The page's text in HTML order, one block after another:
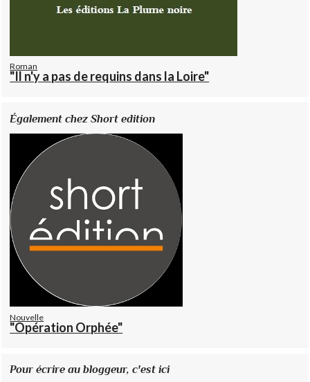
Roman
"Il n'y a pas de requins dans la Loire"
Également chez Short edition
Nouvelle
"Opération Orphée"
Pour écrire au bloggeur, c'est ici